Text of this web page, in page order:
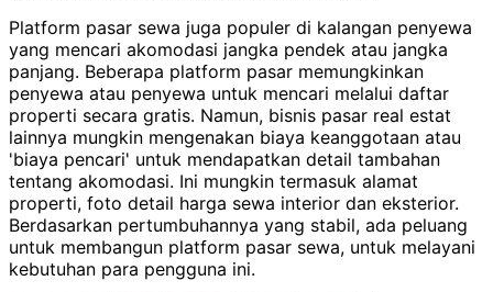
Platform pasar sewa juga populer di kalangan penyewa
yang mencari akomodasi jangka pendek atau jangka
panjang. Beberapa platform pasar memungkinkan
penyewa atau penyewa untuk mencari melalui daftar
properti secara gratis. Namun, bisnis pasar real estat
lainnya mungkin mengenakan biaya keanggotaan atau
'biaya pencari' untuk mendapatkan detail tambahan
tentang akomodasi. Ini mungkin termasuk alamat
properti, foto detail harga sewa interior dan eksterior.
Berdasarkan pertumbuhannya yang stabil, ada peluang
untuk membangun platform pasar sewa, untuk melayani
kebutuhan para pengguna ini.